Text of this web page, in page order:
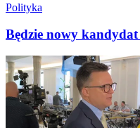
Polityka
Będzie nowy